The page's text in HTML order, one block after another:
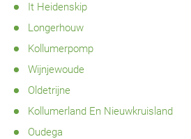
It Heidenskip
Longerhouw
Kollumerpomp
Wijnjewoude
Oldetrijne
Kollumerland En Nieuwkruisland
Oudega